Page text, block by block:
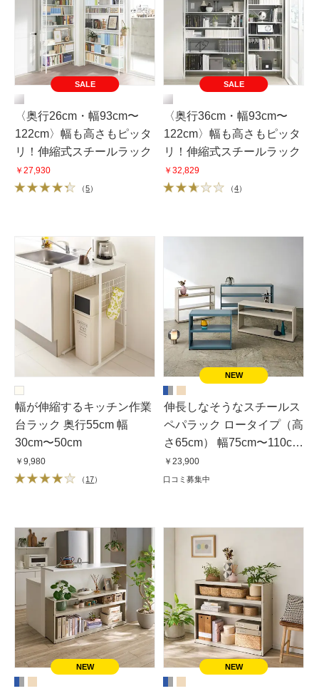
SALE
〈奥行26cm・幅93cm〜
122cm〉幅も高さもピッタ
リ！伸縮式スチールラック
￥27,930
（5）
SALE
〈奥行36cm・幅93cm〜
122cm〉幅も高さもピッタ
リ！伸縮式スチールラック
￥32,829
（4）
幅が伸縮するキッチン作業
台ラック 奥行55cm 幅
30cm〜50cm
￥9,980
（17）
伸長しなそうなスチールス
ペパラック ロータイプ（高
さ65cm） 幅75cm〜110cm
奥行31cm
￥23,900
口コミ募集中